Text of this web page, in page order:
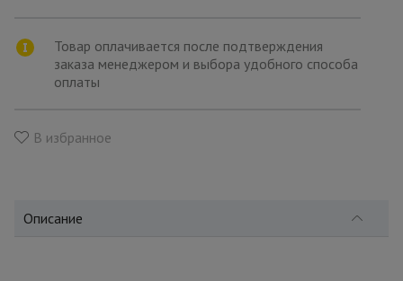
Товар оплачивается после подтверждения
заказа менеджером и выбора удобного способа
оплаты
В избранное
Описание